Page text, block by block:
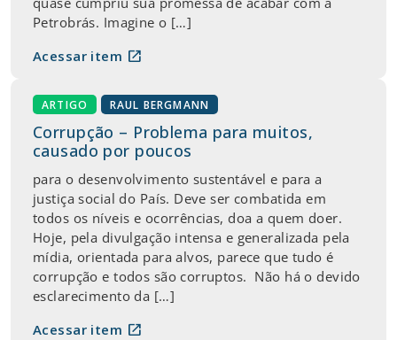
Petrobrás. Imagine o […]
Acessar item open_in_new
ARTIGO RAUL BERGMANN
Corrupção – Problema para muitos,
causado por poucos
para o desenvolvimento sustentável e para a
justiça social do País. Deve ser combatida em
todos os níveis e ocorrências, doa a quem doer.
Hoje, pela divulgação intensa e generalizada pela
mídia, orientada para alvos, parece que tudo é
corrupção e todos são corruptos. Não há o devido
esclarecimento da […]
Acessar item open_in_new